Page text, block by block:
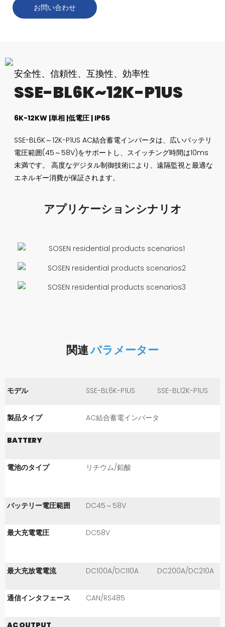
お問い合わせ
安全性、信頼性、互換性、効率性
SSE-BL6K~12K-P1US
6K-12KW |単相 |低電圧 | IP65
SSE-BL6K～12K-P1US AC結合蓄電インバータは、広いバッテリ
電圧範囲(45～58V)をサポートし、スイッチング時間は10ms
未満です。 高度なデジタル制御技術により、遠隔監視と最適な
エネルギー消費が保証されます。
アプリケーションシナリオ
関連パラメーター
モデル SSE-BL6K-P1US SSE-BL12K-P1US
製品タイプ AC結合蓄電インバータ
BATTERY
電池のタイプ リチウム/鉛酸
バッテリー電圧範囲 DC45～58V
最大充電電圧 DC58V
最大充放電電流 DC100A/DC110A DC200A/DC210A
通信インタフェース CAN/RS485